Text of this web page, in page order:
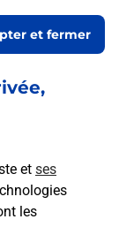
et ses
les
et fermer